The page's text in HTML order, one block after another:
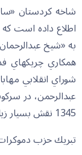
شاخه كردستان
به «شيخ
شوراي انقلابي
1345 نقش بسيار زيادي داشته است.(اطلاعات9/12/1357)
تبريك حزب